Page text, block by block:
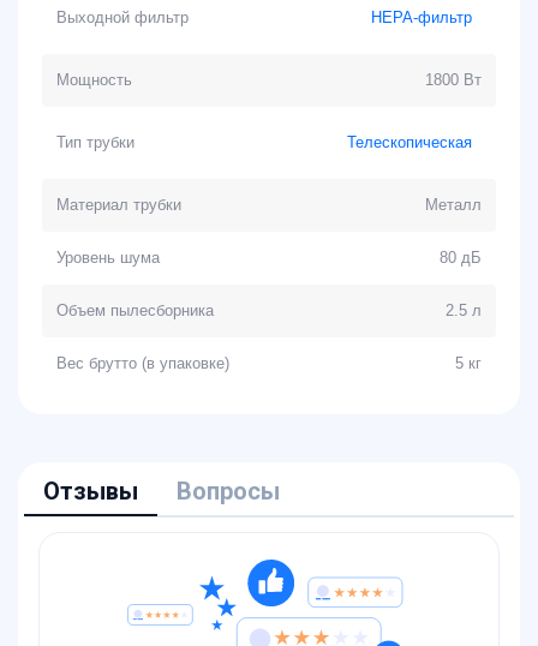
Выходной фильтр HEPA-фильтр
Мощность 1800 Вт
Тип трубки Телескопическая
Материал трубки Металл
Уровень шума 80 дБ
Объем пылесборника 2.5 л
Вес брутто (в упаковке) 5 кг
Отзывы Вопросы